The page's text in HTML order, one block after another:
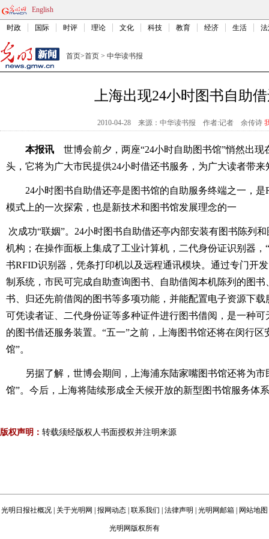
English
时政 国际 时评 理论 文化 科技 教育 经济 生活
首页>首页 > 中华读书报
上海出现24小时图书自助
2010-04-28 来源：中华读书报 作者:记者 余传诗
本报讯 世博会前夕，两座“24小时自助图书馆”悄然出现
头，它将为广大市民提供24小时借还书服务，为广大读者带来
24小时图书自助借还亭是图书馆的自助服务终端之一，
模式上的一次探索，也是新技术和图书馆发展理念的一
次成功“联姻”。24小时图书自助借还亭内部安装有图书陈列
机构；在操作面板上集成了工业计算机，二代身份证识别器，
书RFID识别器，凭条打印机以及远程通讯模块。通过专门开
制系统，市民可完成自助查询图书、自助借阅本机陈列的图
书、归还先前借阅的图书等多项功能，并能配置电子资源下
可凭读者证、二代身份证等多种证件进行图书借阅，是一种
的图书借还服务装置。“五一”之前，上海图书馆还将在闵行区
馆”。
另据了解，世博会期间，上海浦东陆家嘴图书馆还将为市
馆”。今后，上海将陆续形成全天候开放的新型图书馆服务体
版权声明： 转载须经版权人书面授权并注明来源
光明日报社概况 关于光明网 报网动态 联系我们 法律声明 光明网邮箱 网站地图
光明网版权所有